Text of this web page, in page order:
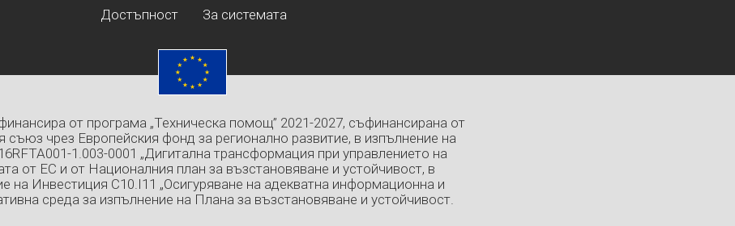
Достъпност
За системата
от програма „Техническа помощ” 2021-2027, съфинансирана от
съюз чрез Европейския фонд за регионално развитие, в изпълнение на
1.003-0001 „Дигитална трансформация при управлението на
от ЕС и от Националния план за възстановяване и устойчивост, в
на Инвестиция C10.I11 „Осигуряване на адекватна информационна и
среда за изпълнение на Плана за възстановяване и устойчивост.